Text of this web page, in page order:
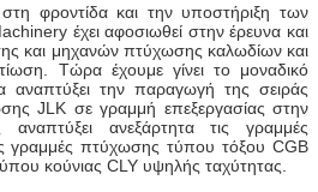
φροντίδα και την υποστήριξη των
έχει αφοσιωθεί στην έρευνα και
και μηχανών πτύχωσης καλωδίων και
Τώρα έχουμε γίνει το μοναδικό
αναπτύξει την παραγωγή της σειράς
JLK σε γραμμή επεξεργασίας στην
ανεξάρτητα τις γραμμές
γραμμές πτύχωσης τύπου τόξου CGB
κούνιας CLY υψηλής ταχύτητας.